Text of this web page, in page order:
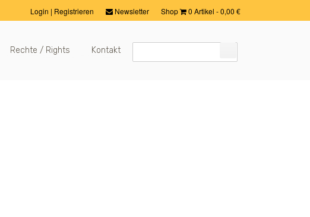
Shop 0 Artikel -0,00 €
Newsletter
Login | Registrieren
Rechte / Rights Kontakt